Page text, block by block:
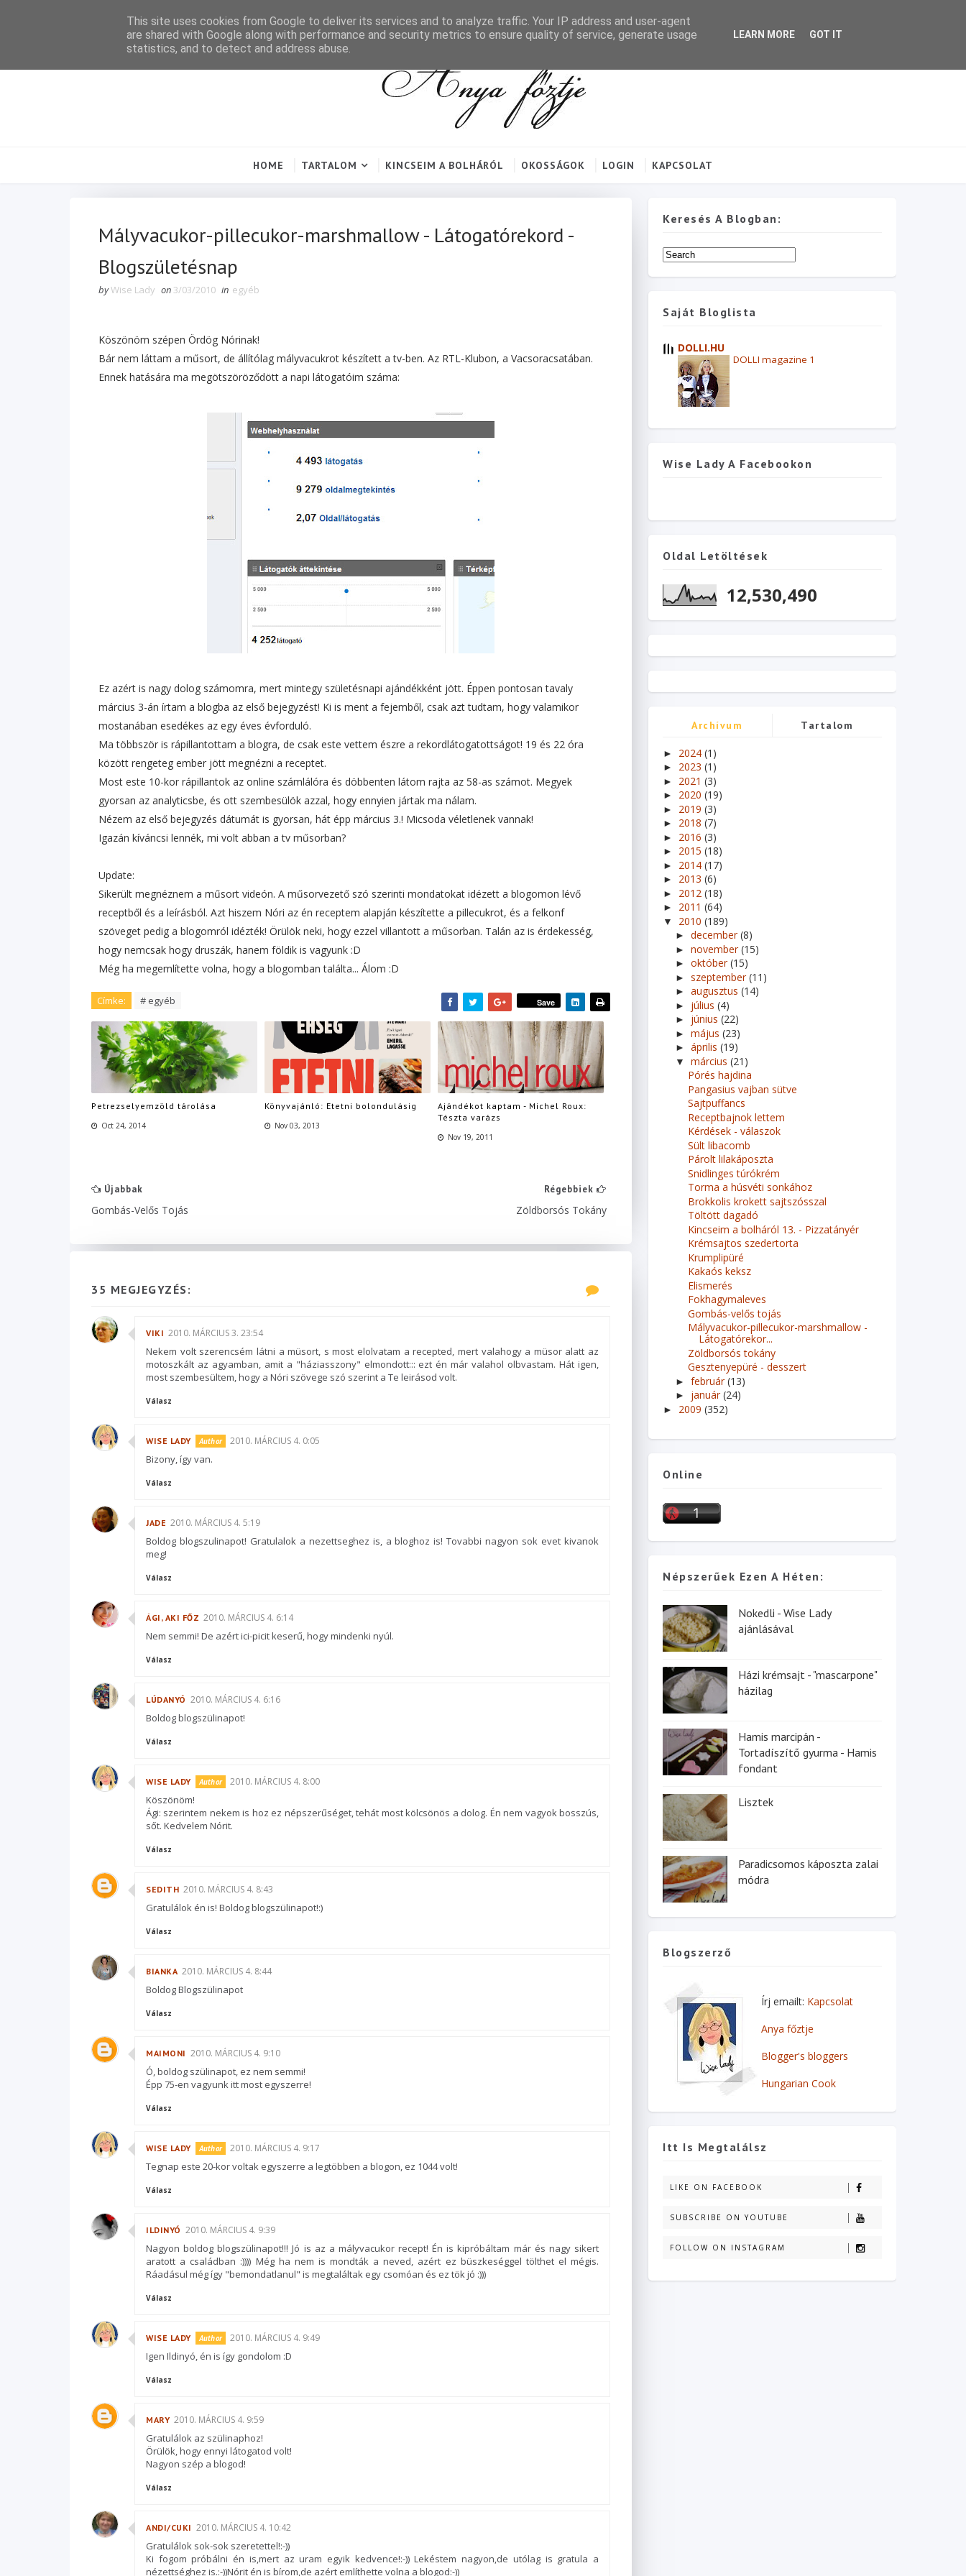
HOME TARTALOM KINCSEIM A BOLHÁRÓL OKOSSÁGOK LOGIN KAPCSOLAT
Mályvacukor-pillecukor-marshmallow - Látogatórekord -
Blogszületésnap
byWise Lady on 3/03/2010 in egyéb
Köszönöm szépen Ördög Nórinak!
Bár nem láttam a műsort, de állítólag mályvacukrot készített a tv-ben. Az RTL-Klubon, a Vacsoracsatában.
Ennek hatására ma megötszöröződött a napi látogatóim száma:
Ez azért is nagy dolog számomra, mert mintegy születésnapi ajándékként jött. Éppen pontosan tavaly
március 3-án írtam a blogba az első bejegyzést! Ki is ment a fejemből, csak azt tudtam, hogy valamikor
mostanában esedékes az egy éves évforduló.
Ma többször is rápillantottam a blogra, de csak este vettem észre a rekordlátogatottságot! 19 és 22 óra
között rengeteg ember jött megnézni a receptet.
Most este 10-kor rápillantok az online számlálóra és döbbenten látom rajta az 58-as számot. Megyek
gyorsan az analyticsbe, és ott szembesülök azzal, hogy ennyien jártak ma nálam.
Nézem az első bejegyzés dátumát is gyorsan, hát épp március 3.! Micsoda véletlenek vannak!
Igazán kíváncsi lennék, mi volt abban a tv műsorban?
Update:
Sikerült megnéznem a műsort videón. A műsorvezető szó szerinti mondatokat idézett a blogomon lévő
receptből és a leírásból. Azt hiszem Nóri az én receptem alapján készítette a pillecukrot, és a felkonf
szöveget pedig a blogomról idézték! Örülök neki, hogy ezzel villantott a műsorban. Talán az is érdekesség,
hogy nemcsak hogy druszák, hanem földik is vagyunk :D
Még ha megemlítette volna, hogy a blogomban találta... Álom :D
Címke: # egyéb Save
Petrezselyemzöld tárolása
Oct 24, 2014
Könyvajánló: Etetni bolondulásig
Nov 03, 2013
Ajándékot kaptam - Michel Roux:
Tészta varázs
Nov 19, 2011
Újabbak
Gombás-Velős Tojás
Régebbiek
Zöldborsós Tokány
35 MEGJEGYZÉS:
VIKI 2010. MÁRCIUS 3. 23:54
Nekem volt szerencsém látni a müsort, s most elolvatam a recepted, mert valahogy a müsor alatt az
motoszkált az agyamban, amit a "háziasszony" elmondott::: ezt én már valahol olbvastam. Hát igen,
most szembesültem, hogy a Nóri szövege szó szerint a Te leirásod volt.
Válasz
WISE LADY 2010. MÁRCIUS 4. 0:05
Bizony, így van.
Válasz
JADE 2010. MÁRCIUS 4. 5:19
Boldog blogszulinapot! Gratulalok a nezettseghez is, a bloghoz is! Tovabbi nagyon sok evet kivanok
meg!
Válasz
ÁGI, AKI FŐZ 2010. MÁRCIUS 4. 6:14
Nem semmi! De azért ici-picit keserű, hogy mindenki nyúl.
Válasz
LÚDANYÓ 2010. MÁRCIUS 4. 6:16
Boldog blogszülinapot!
Válasz
WISE LADY 2010. MÁRCIUS 4. 8:00
Köszönöm!
Ági: szerintem nekem is hoz ez népszerűséget, tehát most kölcsönös a dolog. Én nem vagyok bosszús,
sőt. Kedvelem Nórit.
Válasz
SEDITH 2010. MÁRCIUS 4. 8:43
Gratulálok én is! Boldog blogszülinapot!:)
Válasz
BIANKA 2010. MÁRCIUS 4. 8:44
Boldog Blogszülinapot
Válasz
MAIMONI 2010. MÁRCIUS 4. 9:10
Ó, boldog szülinapot, ez nem semmi!
Épp 75-en vagyunk itt most egyszerre!
Válasz
WISE LADY 2010. MÁRCIUS 4. 9:17
Tegnap este 20-kor voltak egyszerre a legtöbben a blogon, ez 1044 volt!
Válasz
ILDINYÓ 2010. MÁRCIUS 4. 9:39
Nagyon boldog blogszülinapot!!! Jó is az a mályvacukor recept! Én is kipróbáltam már és nagy sikert
aratott a családban :)))) Még ha nem is mondták a neved, azért ez büszkeséggel tölthet el mégis.
Ráadásul még így "bemondatlanul" is megtaláltak egy csomóan és ez tök jó :)))
Válasz
WISE LADY 2010. MÁRCIUS 4. 9:49
Igen Ildinyó, én is így gondolom :D
Válasz
MARY 2010. MÁRCIUS 4. 9:59
Gratulálok az szülinaphoz!
Örülök, hogy ennyi látogatod volt!
Nagyon szép a blogod!
Válasz
ANDI/CUKI 2010. MÁRCIUS 4. 10:42
Gratulálok sok-sok szeretettel!:-))
Ki fogom próbálni én is,mert az uram egyik kedvence!:-)) Lekéstem nagyon,de utólag is gratula a
nézettséghez is.:-))Nórit én is bírom,de azért említhette volna a blogod:-))
Keresés A Blogban:
Saját Bloglista
DOLLI.HU
DOLLI magazine 1
Wise Lady A Facebookon
Oldal Letöltések
12,530,490
Archívum Tartalom
► 2024 (1)
► 2023 (1)
► 2021 (3)
► 2020 (19)
► 2019 (3)
► 2018 (7)
► 2016 (3)
► 2015 (18)
► 2014 (17)
► 2013 (6)
► 2012 (18)
► 2011 (64)
▼ 2010 (189)
► december(8)
► november(15)
► október(15)
► szeptember(11)
► augusztus (14)
► július (4)
► június (22)
► május (23)
► április (19)
▼ március (21)
Pórés hajdina
Pangasius vajban sütve
Sajtpuffancs
Receptbajnok lettem
Kérdések - válaszok
Sült libacomb
Párolt lilakáposzta
Snidlinges túrókrém
Torma a húsvéti sonkához
Brokkolis krokett sajtszósszal
Töltött dagadó
Kincseim a bolháról 13. - Pizzatányér
Krémsajtos szedertorta
Krumplipüré
Kakaós keksz
Elismerés
Fokhagymaleves
Gombás-velős tojás
Mályvacukor-pillecukor-marshmallow -
Látogatórekor...
Zöldborsós tokány
Gesztenyepüré - desszert
► február(13)
► január(24)
► 2009 (352)
Online
Népszerűek Ezen A Héten:
Nokedli - Wise Lady
ajánlásával
Házi krémsajt - "mascarpone"
házilag
Hamis marcipán -
Tortadíszítő gyurma - Hamis
fondant
Lisztek
Paradicsomos káposzta zalai
módra
Blogszerző
Írj emailt: Kapcsolat
Anya főztje
Blogger's bloggers
Hungarian Cook
Itt Is Megtalálsz
LIKE ON FACEBOOK
SUBSCRIBE ON YOUTUBE
FOLLOW ON INSTAGRAM
This site uses cookies from Google to deliver its services and to analyze traffic. Your IP address and user-agent
are shared with Google along with performance and security metrics to ensure quality of service, generate usage
statistics, and to detect and address abuse.
LEARN MORE GOT IT